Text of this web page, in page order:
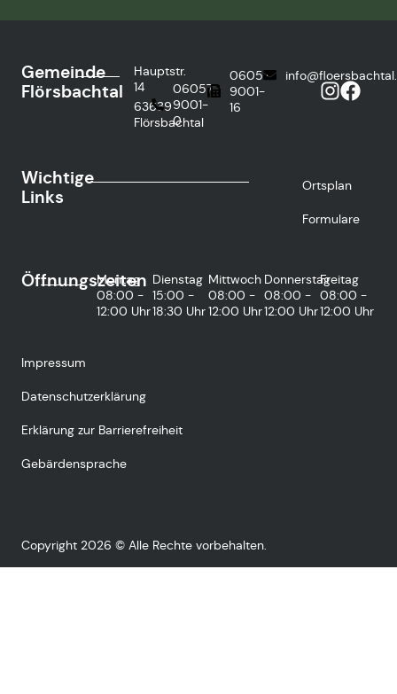
Gemeinde
Flörsbachtal
Hauptstr.
14
63639
Flörsbachtal
06057
9001-
0
06057
9001-
16
Wichtige
Links
Ortsplan
Formulare
Öffnungszeiten
Montag
08:00 -
12:00 Uhr
Dienstag
15:00 -
18:30 Uhr
Mittwoch
08:00 -
12:00 Uhr
Donnerstag
08:00 -
12:00 Uhr
Freitag
08:00 -
12:00 Uhr
Impressum
Datenschutzerklärung
Erklärung zur Barrierefreiheit
Gebärdensprache
Copyright 2026 © Alle Rechte vorbehalten.